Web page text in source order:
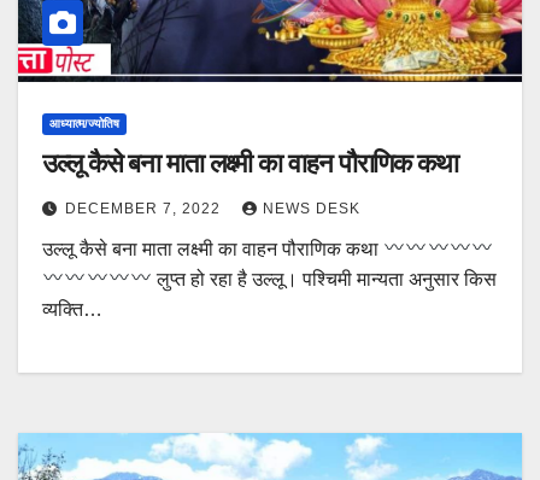
आध्यात्म/ज्योतिष
उल्लू कैसे बना माता लक्ष्मी का वाहन पौराणिक कथा
DECEMBER 7, 2022 NEWS DESK
उल्लू कैसे बना माता लक्ष्मी का वाहन पौराणिक कथा
लुप्त हो रहा है उल्लू। पश्चिमी मान्यता अनुसार किस
व्यक्ति…